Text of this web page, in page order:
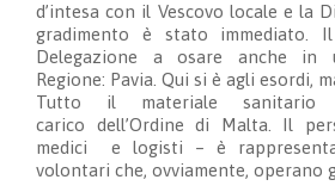
d’intesa con il Vescovo locale e la
gradimento è stato immediato.
Delegazione a osare anche in
Regione: Pavia. Qui si è agli esordi,
Tutto il materiale
carico dell’Ordine di Malta . Il
medici
e logisti – è
volontari che, ovviamente, operano